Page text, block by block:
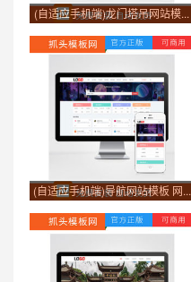
(自适应手机端)龙门塔吊网站模...
(自适应手机端)导航网站模板 网...